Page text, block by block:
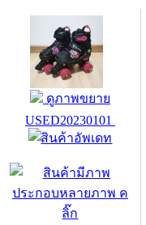
ดูภาพขยาย
USED20230101